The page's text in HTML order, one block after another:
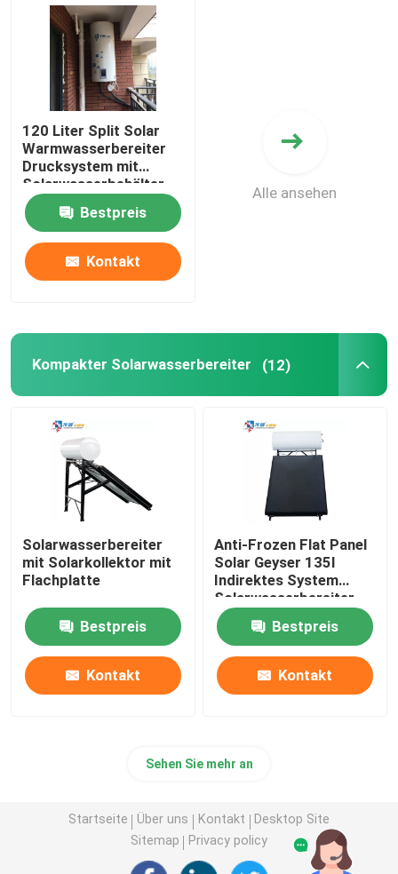
120 Liter Split Solar
Warmwasserbereiter
Drucksystem mit
Solarwasserbehälter
Bestpreis
Kontakt
Alle ansehen
Kompakter Solarwasserbereiter (12)
Solarwasserbereiter
mit Solarkollektor mit
Flachplatte
Bestpreis
Kontakt
Anti-Frozen Flat Panel
Solar Geyser 135l
Indirektes System
Solarwasserbereiter
Großhandel
Bestpreis
Kontakt
Sehen Sie mehr an
Startseite Über uns Kontakt
Desktop Site
Sitemap
Privacy policy